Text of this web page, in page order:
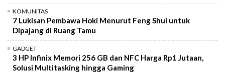
KOMUNITAS
7 Lukisan Pembawa Hoki Menurut Feng Shui untuk
Dipajang di Ruang Tamu
GADGET
3 HP Infinix Memori 256 GB dan NFC Harga Rp1 Jutaan,
Solusi Multitasking hingga Gaming